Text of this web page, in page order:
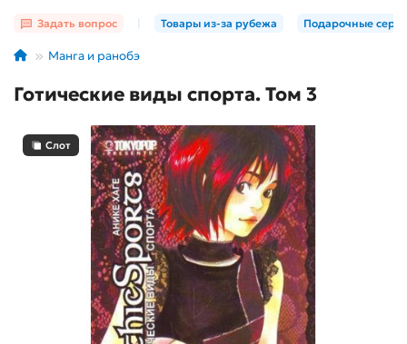
Задать вопрос Товары из-за рубежа Подарочные
Манга и ранобэ
Готические виды спорта. Том 3
Слот